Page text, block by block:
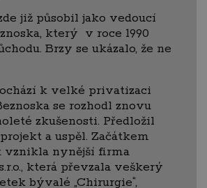
již působil jako vedoucí
který v roce 1990
Brzy se ukázalo, že ne
k velké privatizaci
se rozhodl znovu
zkušenosti. Předložil
a uspěl. Začátkem
vznikla nynější firma
která převzala veškerý
bývalé „Chirurgie“,